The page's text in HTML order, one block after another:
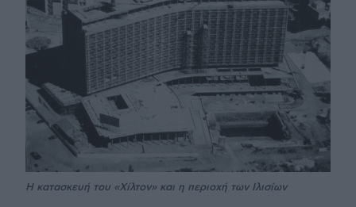
Η κατασκευή του «Χίλτον» και η περιοχή των Ιλισίων